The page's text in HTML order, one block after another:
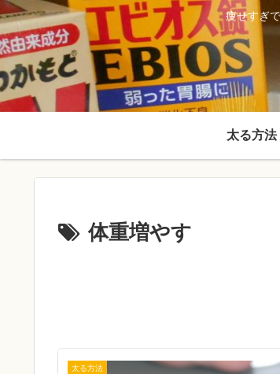
痩せすぎ
太る方法
体重増やす
太る方法